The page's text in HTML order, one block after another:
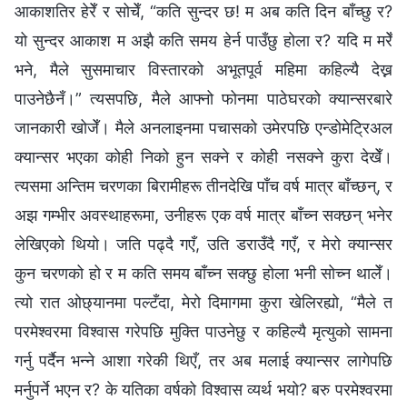
आकाशतिर हेरेँ र सोचेँ, “कति सुन्दर छ! म अब कति दिन बाँच्छु र?
यो सुन्दर आकाश म अझै कति समय हेर्न पाउँछु होला र? यदि म मरेँ
भने, मैले सुसमाचार विस्तारको अभूतपूर्व महिमा कहिल्यै देख्न
पाउनेछैनँ।” त्यसपछि, मैले आफ्नो फोनमा पाठेघरको क्यान्सरबारे
जानकारी खोजेँ। मैले अनलाइनमा पचासको उमेरपछि एन्डोमेट्रिअल
क्यान्सर भएका कोही निको हुन सक्ने र कोही नसक्ने कुरा देखेँ।
त्यसमा अन्तिम चरणका बिरामीहरू तीनदेखि पाँच वर्ष मात्र बाँच्छन्, र
अझ गम्भीर अवस्थाहरूमा, उनीहरू एक वर्ष मात्र बाँच्न सक्छन् भनेर
लेखिएको थियो। जति पढ्दै गएँ, उति डराउँदै गएँ, र मेरो क्यान्सर
कुन चरणको हो र म कति समय बाँच्न सक्छु होला भनी सोच्न थालेँ।
त्यो रात ओछ्यानमा पल्टँदा, मेरो दिमागमा कुरा खेलिरह्यो, “मैले त
परमेश्‍वरमा विश्‍वास गरेपछि मुक्ति पाउनेछु र कहिल्यै मृत्युको सामना
गर्नु पर्दैन भन्‍ने आशा गरेकी थिएँ, तर अब मलाई क्यान्सर लागेपछि
मर्नुपर्ने भएन र? के यतिका वर्षको विश्‍वास व्यर्थ भयो? बरु परमेश्‍वरमा